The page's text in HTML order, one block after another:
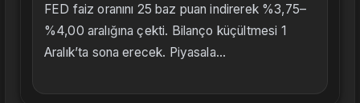
FED faiz oranını 25 baz puan indirerek %3,75–
%4,00 aralığına çekti. Bilanço küçültmesi 1
Aralık’ta sona erecek. Piyasala...